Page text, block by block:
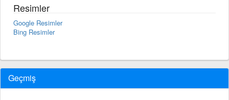
Resimler
Google Resimler
Bing Resimler
Geçmiş